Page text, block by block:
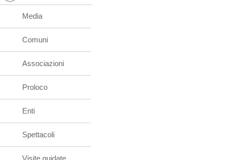
Media
Comuni
Associazioni
Proloco
Enti
Spettacoli
Visite guidate